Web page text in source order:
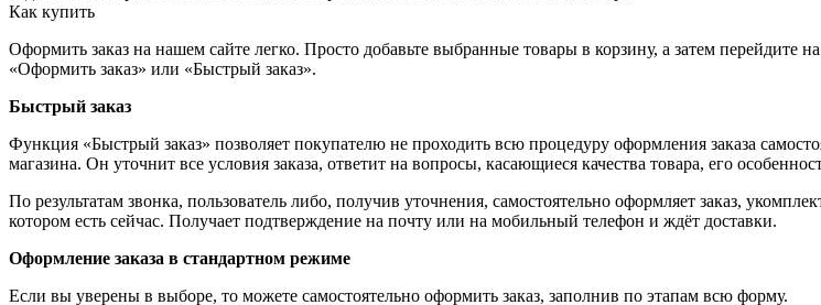
Как купить
Оформить заказ на нашем сайте легко. Просто добавьте выбранные товары в корзину, а затем перейдите
«Оформить заказ» или «Быстрый заказ».
Быстрый заказ
Функция «Быстрый заказ» позволяет покупателю не проходить всю процедуру оформления заказа
магазина. Он уточнит все условия заказа, ответит на вопросы, касающиеся качества товара, его
По результатам звонка, пользователь либо, получив уточнения, самостоятельно оформляет заказ,
котором есть сейчас. Получает подтверждение на почту или на мобильный телефон и ждёт доставки.
Оформление заказа в стандартном режиме
Если вы уверены в выборе, то можете самостоятельно оформить заказ, заполнив по этапам всю форму.